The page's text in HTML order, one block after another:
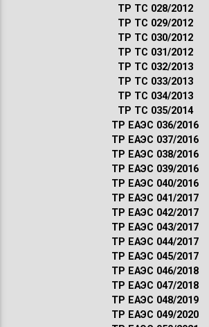
ТР ТС 028/2012
ТР ТС 029/2012
ТР ТС 030/2012
ТР ТС 031/2012
ТР ТС 032/2013
ТР ТС 033/2013
ТР ТС 034/2013
ТР ТС 035/2014
ТР ЕАЭС 036/2016
ТР ЕАЭС 037/2016
ТР ЕАЭС 038/2016
ТР ЕАЭС 039/2016
ТР ЕАЭС 040/2016
ТР ЕАЭС 041/2017
ТР ЕАЭС 042/2017
ТР ЕАЭС 043/2017
ТР ЕАЭС 044/2017
ТР ЕАЭС 045/2017
ТР ЕАЭС 046/2018
ТР ЕАЭС 047/2018
ТР ЕАЭС 048/2019
ТР ЕАЭС 049/2020